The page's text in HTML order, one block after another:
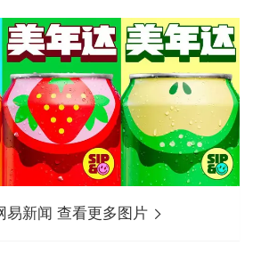
易新闻 查看更多图片